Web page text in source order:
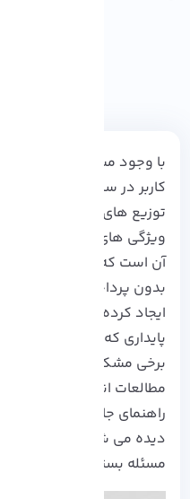
با وجود مشکلات نصب
کاربر در سراسر جهان از
توزیع های
می
ویژگی های خوب این
آن است که موجب می شود
بدون پرداخت هزینه از آن
ایجاد کرده و یا توزیع کند.
پایداری که دارد هنوز هم
برخی مشکلات نصب نشدن
مطالعات انجام گرفته در
راهنمای جامع در نحوه
دیده می شد که
مسئله بسته است! پس با ما